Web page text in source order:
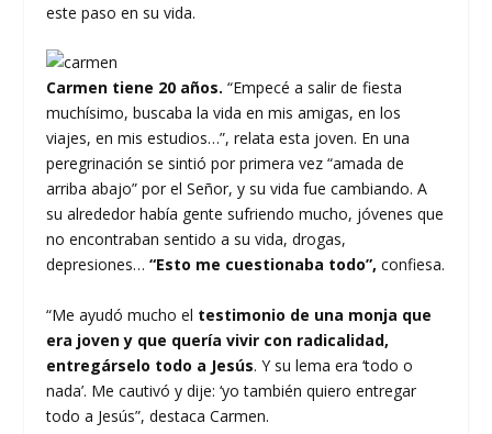
este paso en su vida.
Carmen tiene 20 años. “Empecé a salir de fiesta
muchísimo, buscaba la vida en mis amigas, en los
viajes, en mis estudios…”, relata esta joven. En una
peregrinación se sintió por primera vez “amada de
arriba abajo” por el Señor, y su vida fue cambiando. A
su alrededor había gente sufriendo mucho, jóvenes que
no encontraban sentido a su vida, drogas,
depresiones…“Esto me cuestionaba todo”, confiesa.
“Me ayudó mucho el testimonio de una monja que
era joven y que quería vivir con radicalidad,
entregárselo todo a Jesús. Y su lema era ‘todo o
nada’. Me cautivó y dije: ‘yo también quiero entregar
todo a Jesús”, destaca Carmen.